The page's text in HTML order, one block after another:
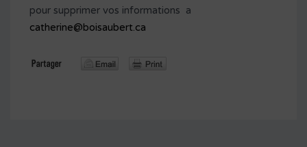
pour supprimer vos informations a
catherine@boisaubert.ca